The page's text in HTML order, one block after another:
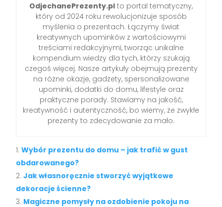
OdjechanePrezenty.pl to portal tematyczny,
który od 2024 roku rewolucjonizuje sposób
myślenia o prezentach. Łączymy świat
kreatywnych upominków z wartościowymi
treściami redakcyjnymi, tworząc unikalne
kompendium wiedzy dla tych, którzy szukają
czegoś więcej. Nasze artykuły obejmują prezenty
na różne okazje, gadżety, spersonalizowane
upominki, dodatki do domu, lifestyle oraz
praktyczne porady. Stawiamy na jakość,
kreatywność i autentyczność, bo wiemy, że zwykłe
prezenty to zdecydowanie za mało.
Wybór prezentu do domu – jak trafić w gust
obdarowanego?
Jak własnoręcznie stworzyć wyjątkowe
dekoracje ścienne?
Magiczne pomysły na ozdobienie pokoju na